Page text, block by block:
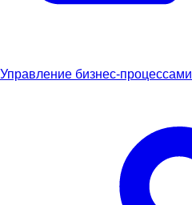
Управление бизнес-процессами